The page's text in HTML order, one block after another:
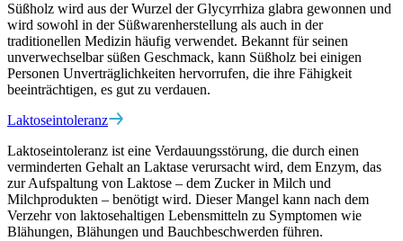
Süßholz wird aus der Wurzel der Glycyrrhiza glabra gewonnen und
wird sowohl in der Süßwarenherstellung als auch in der
traditionellen Medizin häufig verwendet. Bekannt für seinen
unverwechselbar süßen Geschmack, kann Süßholz bei einigen
Personen Unverträglichkeiten hervorrufen, die ihre Fähigkeit
beeinträchtigen, es gut zu verdauen.
Laktoseintoleranz
Laktoseintoleranz ist eine Verdauungsstörung, die durch einen
verminderten Gehalt an Laktase verursacht wird, dem Enzym, das
zur Aufspaltung von Laktose – dem Zucker in Milch und
Milchprodukten – benötigt wird. Dieser Mangel kann nach dem
Verzehr von laktosehaltigen Lebensmitteln zu Symptomen wie
Blähungen, Blähungen und Bauchbeschwerden führen.